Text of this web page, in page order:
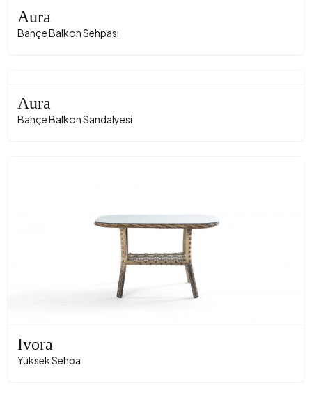
Aura
Bahçe Balkon Sehpası
Aura
Bahçe Balkon Sandalyesi
Ivora
Yüksek Sehpa